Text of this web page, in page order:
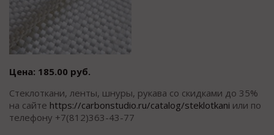
Цена: 185.00 руб.
Стеклоткани, ленты, шнуры, рукава со скидками до 35%
на сайте https://carbonstudio.ru/catalog/steklotkani или по
телефону +7(812)363-43-77